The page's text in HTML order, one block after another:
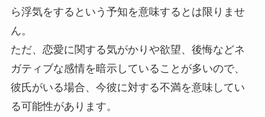
ら浮気をするという予知を意味するとは限りませ
ん。
ただ、恋愛に関する気がかりや欲望、後悔などネ
ガティブな感情を暗示していることが多いので、
彼氏がいる場合、今彼に対する不満を意味してい
る可能性があります。